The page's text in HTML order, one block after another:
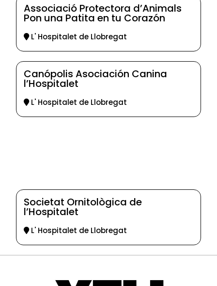
Associació Protectora d’Animals
Pon una Patita en tu Corazón
L' Hospitalet de Llobregat
Canópolis Asociación Canina
l’Hospitalet
L' Hospitalet de Llobregat
Societat Ornitològica de
l’Hospitalet
L' Hospitalet de Llobregat